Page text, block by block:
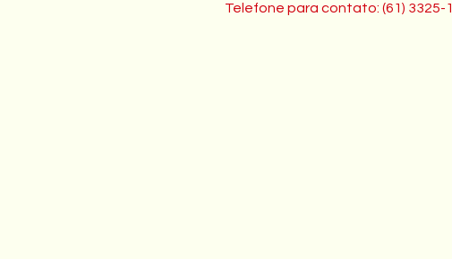
Telefone para contato: (61) 3325-